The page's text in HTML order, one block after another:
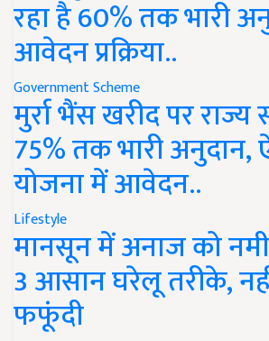
रहा है 60% तक भारी
आवेदन प्रक्रिया..
Government Scheme
मुर्रा भैंस खरीद पर राज्य
75% तक भारी
योजना में आवेदन..
Lifestyle
मानसून में अनाज को
3 आसान घरेलू तरीके,
फफूंदी